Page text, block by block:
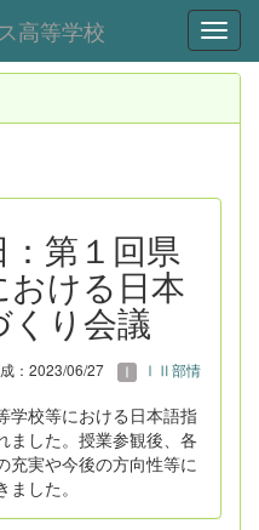
高等学校
第１回県
おける日本
くり会議
：2023/06/27
ⅠⅡ部情
学校等における日本語指
ました。授業参観後、各
充実や今後の方向性等に
した。